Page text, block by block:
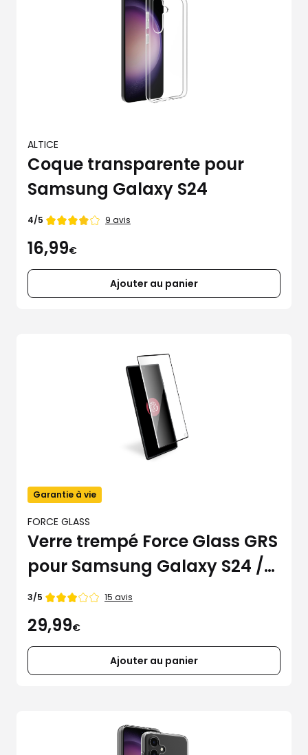
ALTICE
Coque transparente pour
Samsung Galaxy S24
4/5 Note
4
étoiles
sur
9 avis
16,99€
Ajouter au panier
Garantie à vie
FORCE GLASS
Verre trempé Force Glass GRS
pour Samsung Galaxy S24 /
S25
3/5 Note
3
étoiles
sur
15 avis
29,99€
Ajouter au panier